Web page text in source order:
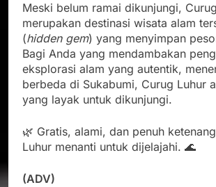
Meski belum ramai dikunjungi,
merupakan destinasi wisata alam
(hidden gem) yang menyimpan
Bagi Anda yang mendambakan
eksplorasi alam yang autentik,
berbeda di Sukabumi, Curug Luhur
yang layak untuk dikunjungi.
🌿 Gratis, alami, dan penuh
Luhur menanti untuk dijelajahi. 🌊
(ADV)